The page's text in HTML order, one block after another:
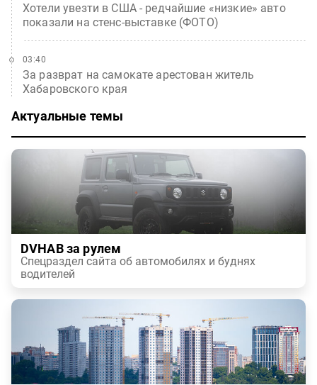
Хотели увезти в США - редчайшие «низкие» авто
показали на стенс-выставке (ФОТО)
За разврат на самокате арестован житель
Хабаровского края
03:40
Актуальные темы
DVHAB за рулем
Спецраздел сайта об автомобилях и буднях
водителей